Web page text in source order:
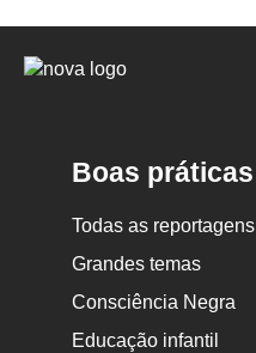
Logo
Boas práticas
Todas as reportagens
Grandes temas
Consciência Negra
Educação infantil